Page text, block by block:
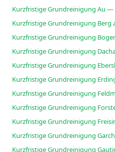
Kurzfristige Grundreinigung Au
Kurzfristige Grundreinigung
Kurzfristige Grundreinigung
Kurzfristige Grundreinigung
Kurzfristige Grundreinigung
Kurzfristige Grundreinigung
Kurzfristige Grundreinigung
Kurzfristige Grundreinigung
Kurzfristige Grundreinigung
Kurzfristige Grundreinigung
Kurzfristige Grundreinigung